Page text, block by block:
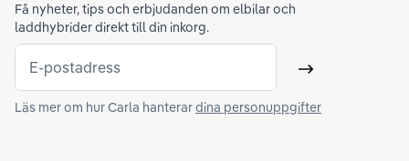
Få nyheter, tips och erbjudanden om elbilar och
laddhybrider direkt till din inkorg.
E-postadress Skicka
Läs mer om hur Carla hanterardina personuppgifter